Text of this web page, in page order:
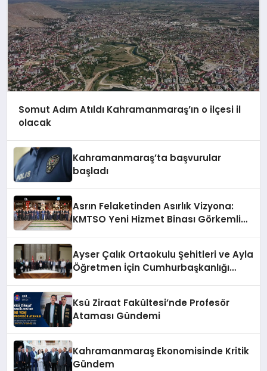
Somut Adım Atıldı Kahramanmaraş’ın o ilçesi il
olacak
Kahramanmaraş’ta başvurular
başladı
Asrın Felaketinden Asırlık Vizyona:
KMTSO Yeni Hizmet Binası Görkemli
Ayser Çalık Ortaokulu Şehitleri ve Ayla
Öğretmen İçin Cumhurbaşkanlığı
Ksü Ziraat Fakültesi’nde Profesör
Ataması Gündemi
Kahramanmaraş Ekonomisinde Kritik
Gündem